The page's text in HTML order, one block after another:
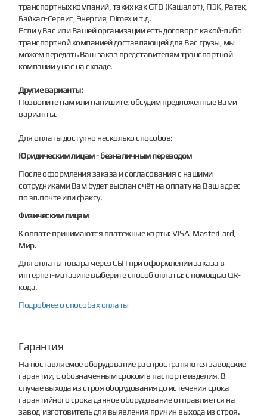
транспортных компаний, таких как GTD (Кашалот), ПЭК, Ратек,
Байкал-Сервис, Энергия, Dimex и т.д.
Если у Вас или Вашей организации есть договор с какой-либо
транспортной компанией доставляющей для Вас грузы, мы
можем передать Ваш заказ представителям транспортной
компании у нас на складе.
Другие варианты:
Позвоните нам или напишите, обсудим предложенные Вами
варианты.
Для оплаты доступно несколько способов:
Юридическим лицам - безналичным переводом
После оформления заказа и согласования с нашими
сотрудниками Вам будет выслан счёт на оплату на Ваш адрес
по эл.почте или факсу.
Физическим лицам
К оплате принимаются платежные карты: VISA, MasterCard,
Мир.
Для оплаты товара через СБП при оформлении заказа в
интернет-магазине выберите способ оплаты: с помощью QR-
кода.
Подробнее о способах оплаты
Гарантия
На поставляемое оборудование распространяются заводские
гарантии, с обозначенным сроком в паспорте изделия. В
случае выхода из строя оборудования до истечения срока
гарантийного срока данное оборудование отправляется на
завод-изготовитель для выявления причин выхода из строя.